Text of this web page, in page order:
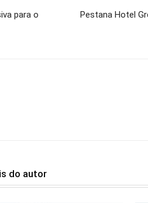
para o
Pestana Hotel
do autor